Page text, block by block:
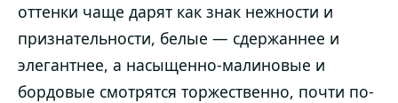
оттенки чаще дарят как знак нежности и
признательности, белые — сдержаннее и
элегантнее, а насыщенно-малиновые и
бордовые смотрятся торжественно, почти по-